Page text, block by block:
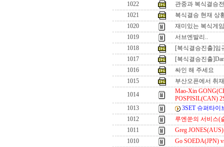
1022
관중과 복식결승전
1021
복식결승 현재 상
1020
재미있는 복식게임
1019
서브엔발리..
1018
[복식결승진출]임
1017
[복식결승진출
1016
싸인 해 주세요
1015
부산오픈에서 취
1014
Mao-Xin
POSPISIL(CAN)
1013
3SET 슈퍼타이
1012
루엔쑨의 서비스(
1011
Greg
1010
Go SOEDA(JPN)